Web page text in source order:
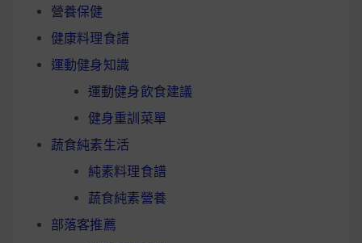
營養保健
健康料理食譜
運動健身知識
運動健身飲食建議
健身重訓菜單
蔬食純素生活
純素料理食譜
蔬食純素營養
部落客推薦